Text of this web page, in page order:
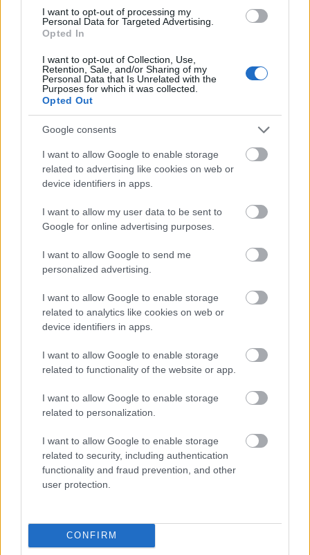
I want to opt-out of processing my
Personal Data for Targeted Advertising.
Opted In
I want to opt-out of Collection, Use,
Retention, Sale, and/or Sharing of my
Personal Data that Is Unrelated with the
Purposes for which it was collected.
Opted Out
Google consents
I want to allow Google to enable storage
related to advertising like cookies on web or
device identifiers in apps.
I want to allow my user data to be sent to
Google for online advertising purposes.
I want to allow Google to send me
personalized advertising.
I want to allow Google to enable storage
related to analytics like cookies on web or
device identifiers in apps.
I want to allow Google to enable storage
related to functionality of the website or app.
I want to allow Google to enable storage
related to personalization.
I want to allow Google to enable storage
related to security, including authentication
functionality and fraud prevention, and other
user protection.
CONFIRM
"Anyám azt mondja, ha már nem vagyok hajlandó
elköltözni, legalább mosogassak el magam után."
:D:D:D:D
Oidipus Prime
15 éve
Jót nevettem, Dr. Mogács 2. ^^
15 éve
Konya Sándor
Ez zseniális volt. :)
manuva
Kibaszott jó tényleg, sokat nevettem. Nekem nem
nyomja a két szemüveg az orrom.
mesko
15 éve